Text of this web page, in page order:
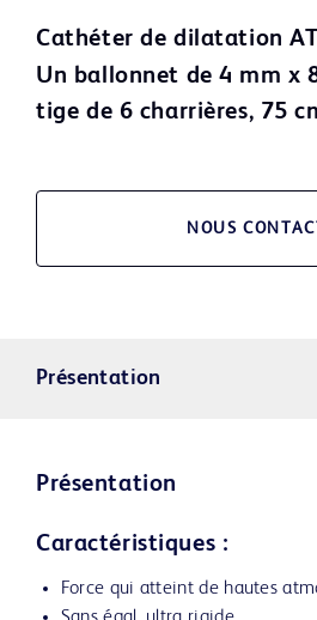
Cathéter de dilatation
Un ballonnet de 4 mm x
tige de 6 charrières, 75
NOUS
Présentation
Présentation
Caractéristiques :
Force qui atteint de hautes